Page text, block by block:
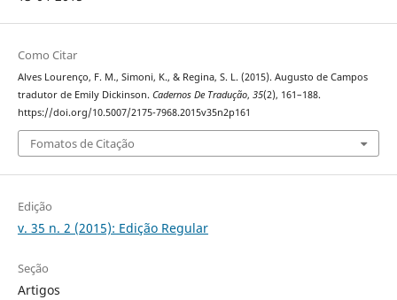
Como Citar
Alves Lourenço, F. M., Simoni, K., & Regina, S. L. (2015). Augusto de Campos
tradutor de Emily Dickinson. Cadernos De Tradução, 35(2), 161–188.
https://doi.org/10.5007/2175-7968.2015v35n2p161
Fomatos de Citação
Edição
v. 35 n. 2 (2015): Edição Regular
Seção
Artigos